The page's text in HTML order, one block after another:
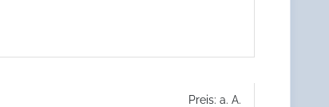
Preis: a. A.